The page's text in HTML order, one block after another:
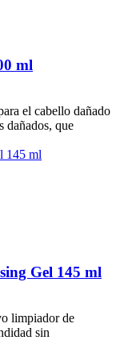
ml
el cabello dañado
dañados, que
Gel 145 ml
limpiador de
sin